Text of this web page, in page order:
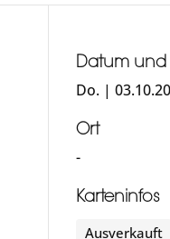
Datum und
Do. |
Ort
-
Karteninfos
Ausverkauft